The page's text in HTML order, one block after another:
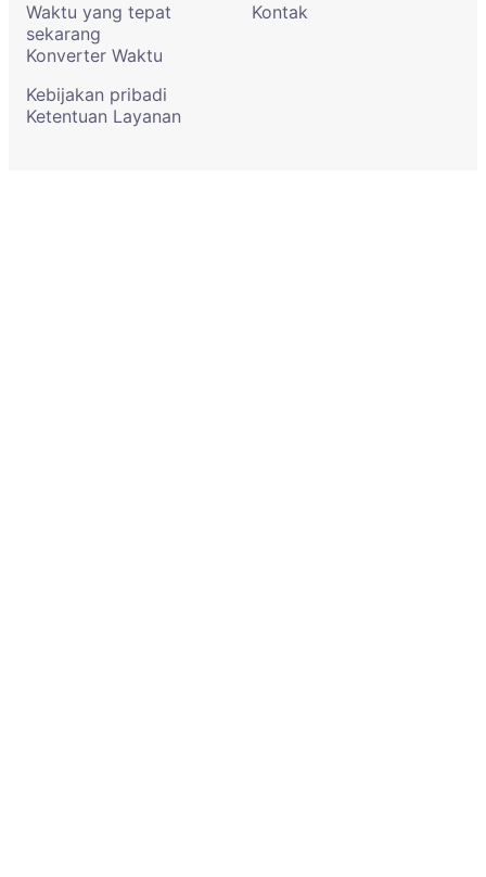
Waktu yang tepat
sekarang
Konverter Waktu
Kontak
Kebijakan pribadi
Ketentuan Layanan